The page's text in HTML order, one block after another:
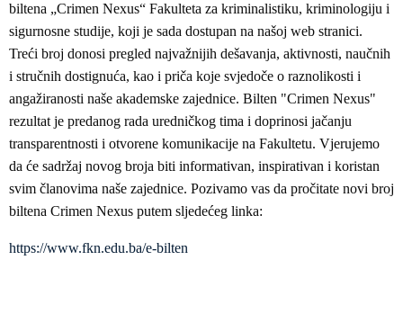
biltena „Crimen Nexus“ Fakulteta za kriminalistiku, kriminologiju i
sigurnosne studije, koji je sada dostupan na našoj web stranici.
Treći broj donosi pregled najvažnijih dešavanja, aktivnosti, naučnih
i stručnih dostignuća, kao i priča koje svjedoče o raznolikosti i
angažiranosti naše akademske zajednice. Bilten "Crimen Nexus"
rezultat je predanog rada uredničkog tima i doprinosi jačanju
transparentnosti i otvorene komunikacije na Fakultetu. Vjerujemo
da će sadržaj novog broja biti informativan, inspirativan i koristan
svim članovima naše zajednice. Pozivamo vas da pročitate novi broj
biltena Crimen Nexus putem sljedećeg linka:
https://www.fkn.edu.ba/e-bilten